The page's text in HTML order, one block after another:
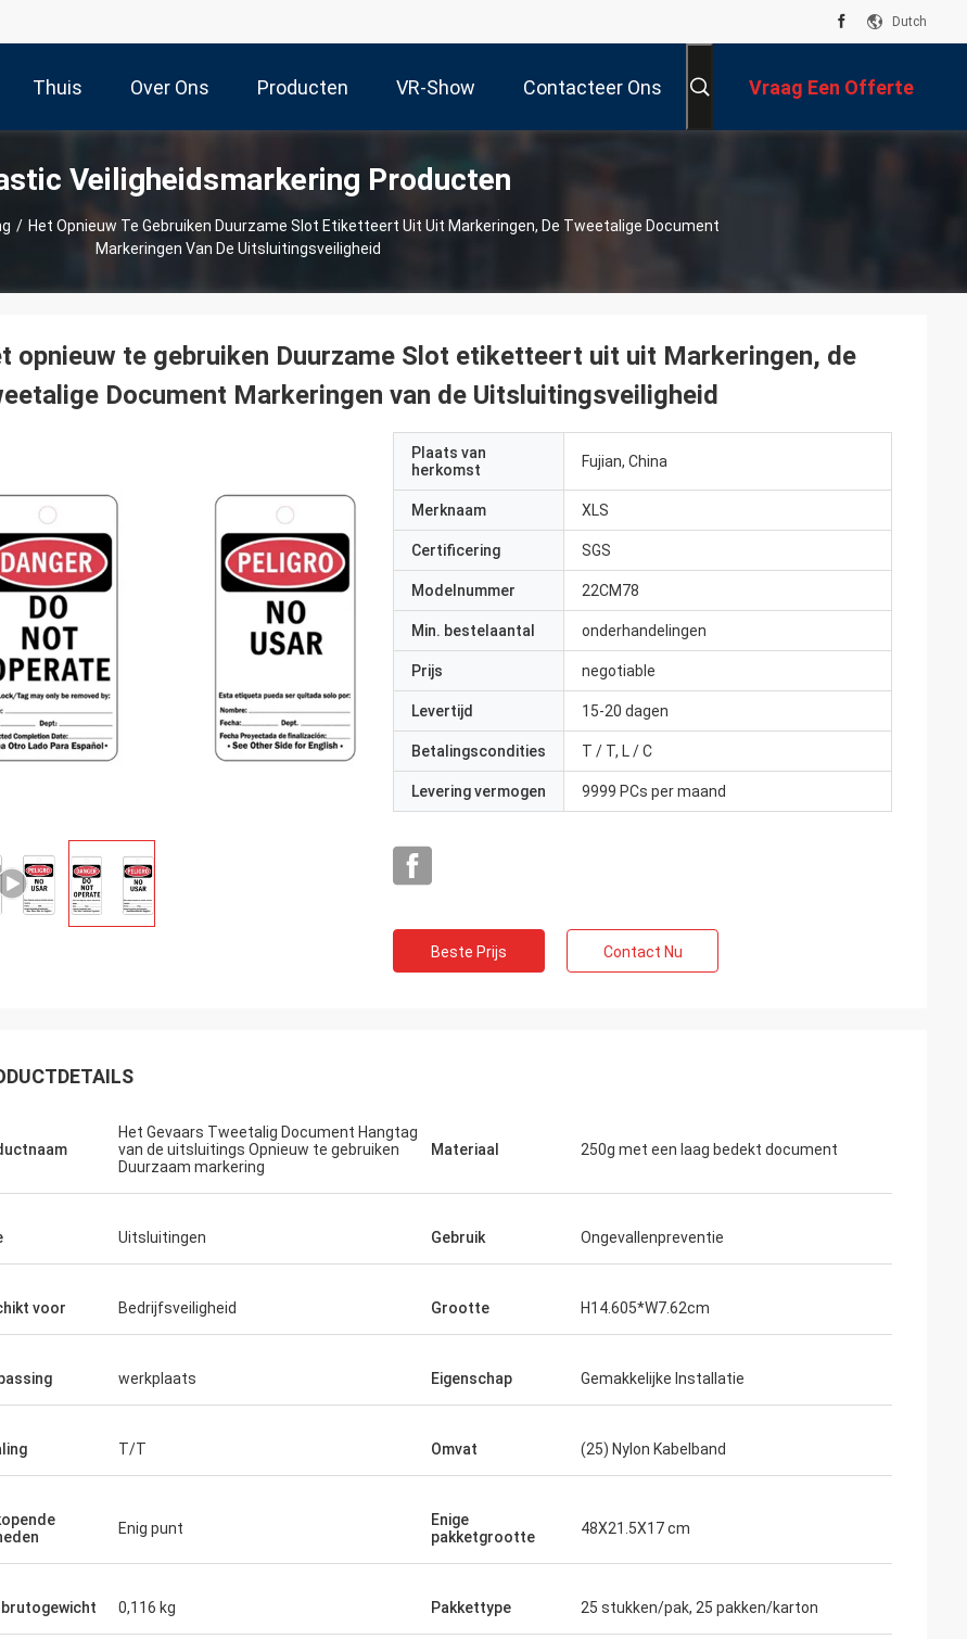
Dutch
Thuis Over Ons Producten VR-Show Contacteer Ons Vraag Een Offerte
Veiligheidsmarkering Producten
/ Het Opnieuw Te Gebruiken Duurzame Slot Etiketteert Uit Uit Markeringen, De Tweetalige Document
Markeringen Van De Uitsluitingsveiligheid
kwaliteit en de oprechte
、 wetenschappelijke
、 diversificatie en
van producten.
opnieuw te gebruiken Duurzame Slot etiketteert uit uit Markeringen, de
Document Markeringen van de Uitsluitingsveiligheid
Plaats van
herkomst
Fujian, China
Merknaam XLS
Certificering SGS
Modelnummer 22CM78
Min. bestelaantal onderhandelingen
Prijs negotiable
Levertijd 15-20 dagen
Betalingscondities T / T, L / C
Levering vermogen 9999 PCs per maand
Beste Prijs Contact Nu
Het Gevaars Tweetalig Document Hangtag
van de uitsluitings Opnieuw te gebruiken
Duurzaam markering
Materiaal 250g met een laag bedekt document
Uitsluitingen Gebruik Ongevallenpreventie
voor Bedrijfsveiligheid Grootte H14.605*W7.62cm
werkplaats Eigenschap Gemakkelijke Installatie
T/T Omvat (25) Nylon Kabelband
Enig punt
Enige
pakketgrootte
48X21.5X17 cm
brutogewicht 0,116 kg Pakkettype 25 stukken/pak, 25 pakken/karton